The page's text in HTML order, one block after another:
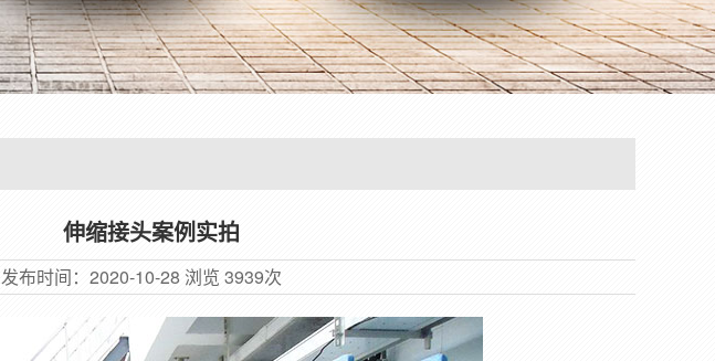
伸缩接头案例实拍
发布时间： 2020-10-28 浏览 3939次